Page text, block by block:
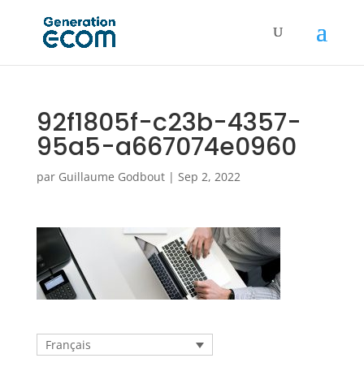
92f1805f-c23b-4357-
95a5-a667074e0960
par Guillaume Godbout| Sep 2, 2022
Français